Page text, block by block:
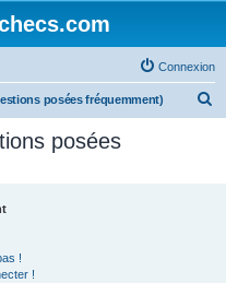
Connexion
posées fréquemment)
posées
!
!